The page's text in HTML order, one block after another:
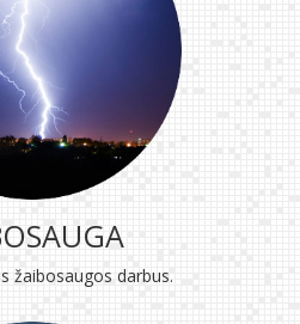
žaibosaugos darbus.